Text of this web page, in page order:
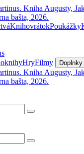
KnihovrátokPoukážky
HryFilmy Doplnky